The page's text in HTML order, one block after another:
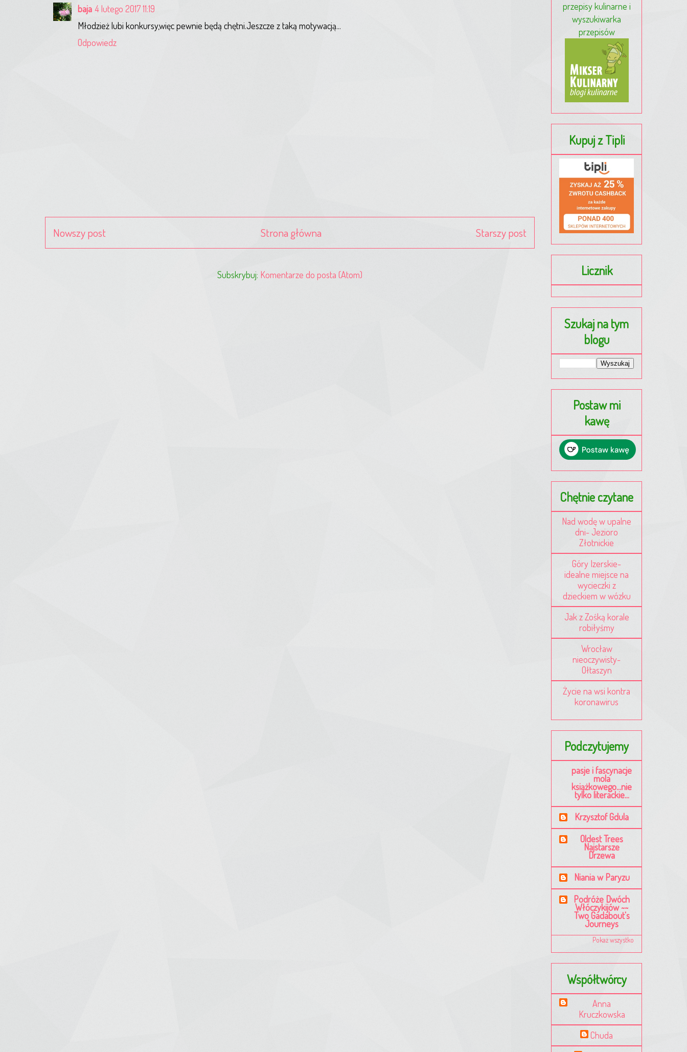
baja 4 lutego 2017 11:19
Młodzież lubi konkursy,więc pewnie będą chętni.Jeszcze z taką motywacją...
Odpowiedz
Nowszy post Starszy post
Strona główna
Subskrybuj: Komentarze do posta (Atom)
przepisy kulinarne i
wyszukiwarka
przepisów
Kupuj z Tipli
Licznik
Szukaj na tym
blogu
Postaw mi
kawę
Chętnie czytane
Nad wodę w upalne
dni- Jezioro
Złotnickie
Góry Izerskie-
idealne miejsce na
wycieczki z
dzieckiem w wózku
Jak z Zośką korale
robiłyśmy
Wrocław
nieoczywisty-
Ołtaszyn
Życie na wsi kontra
koronawirus
Podczytujemy
pasje i fascynacje
mola
książkowego...nie
tylko literackie...
Krzysztof Gdula
Oldest Trees
Najstarsze
Drzewa
Niania w Paryzu
Podróże Dwóch
Włóczykijów ~~
Two Gadabout's
Journeys
Pokaż wszystko
Współtwórcy
Anna
Kruczkowska
Chuda